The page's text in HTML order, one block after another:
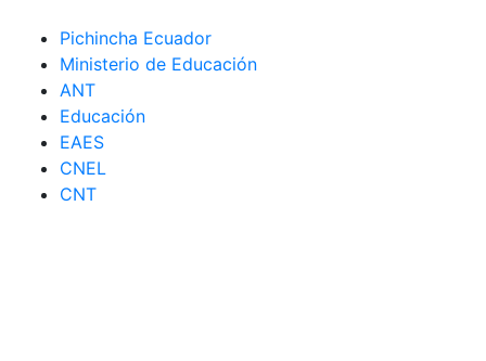
Pichincha Ecuador
Ministerio de Educación
ANT
Educación
EAES
CNEL
CNT